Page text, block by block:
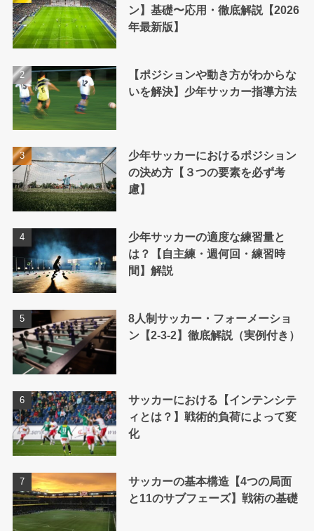
ン】基礎〜応用・徹底解説【2026
年最新版】
【ポジションや動き方がわからな
いを解決】少年サッカー指導方法
少年サッカーにおけるポジション
の決め方【３つの要素を必ず考
慮】
少年サッカーの適度な練習量と
は？【自主練・週何回・練習時
間】解説
8人制サッカー・フォーメーショ
ン【2-3-2】徹底解説（実例付き）
サッカーにおける【インテンシテ
ィとは？】戦術的負荷によって変
化
サッカーの基本構造【4つの局面
と11のサブフェーズ】戦術の基礎